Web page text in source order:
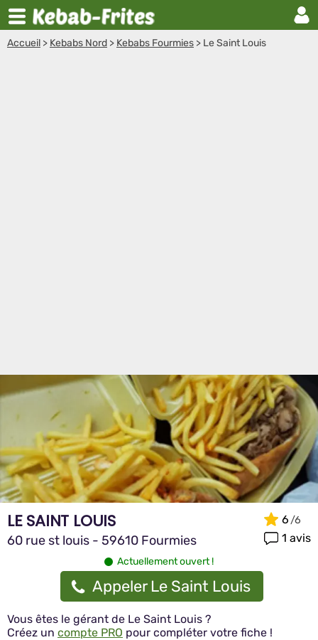
Accueil > Kebabs Nord > Kebabs Fourmies > Le Saint Louis
LE SAINT LOUIS
60 rue st louis - 59610 Fourmies
6
1 avis
Actuellement ouvert !
Appeler Le Saint Louis
Vous êtes le gérant de Le Saint Louis ?
Créez un compte PRO pour compléter votre fiche !